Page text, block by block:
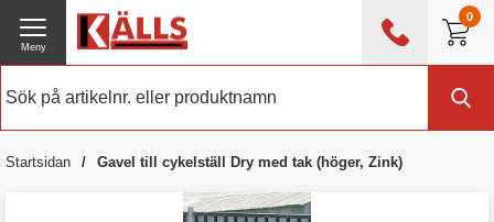
0
0476 - 214 80
Meny
Startsidan Gavel till cykelställ Dry med tak (höger, Zink)